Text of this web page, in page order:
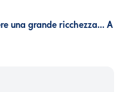
una grande ricchezza... A